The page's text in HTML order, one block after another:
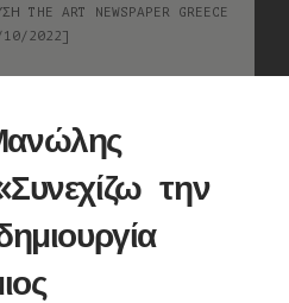
ART NEWSPAPER GREECE
2022]
την